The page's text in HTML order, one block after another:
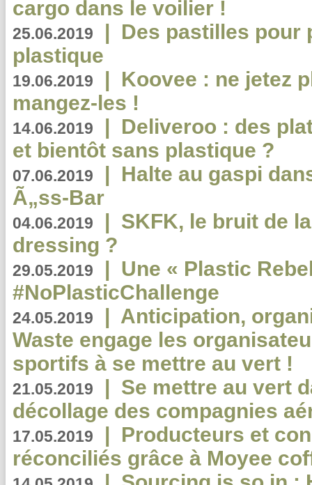
cargo dans le voilier !
25.06.2019 | Des pastilles pour
plastique
19.06.2019 | Koovee : ne jetez
mangez-les !
14.06.2019 | Deliveroo : des
et bientôt sans plastique ?
07.06.2019 | Halte au gaspi
Ã„ss-Bar
04.06.2019 | SKFK, le bruit de
dressing ?
29.05.2019 | Une « Plastic
#NoPlasticChallenge
24.05.2019 | Anticipation,
Waste engage les
sportifs à se mettre au vert !
21.05.2019 | Se mettre au vert
décollage des compagnies
17.05.2019 | Producteurs et
réconciliés grâce à Moyee